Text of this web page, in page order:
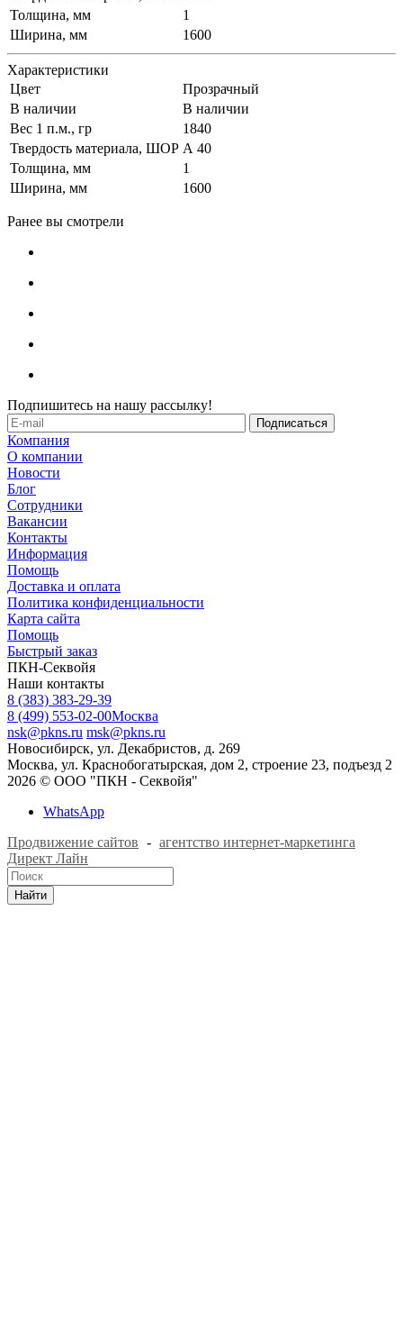
Толщина, мм
1
Ширина, мм
1600
Характеристики
Цвет
Прозрачный
В наличии
В наличии
Вес 1 п.м., гр
1840
Твердость материала, ШОР А 40
Толщина, мм
1
Ширина, мм
1600
Ранее вы смотрели
Подпишитесь на нашу рассылку!
Компания
О компании
Новости
Блог
Сотрудники
Вакансии
Контакты
Информация
Помощь
Доставка и оплата
Политика конфиденциальности
Карта сайта
Помощь
Быстрый заказ
ПКН-Секвойя
Наши контакты
8 (383) 383-29-39
8 (499) 553-02-00Москва
nsk@pkns.ru msk@pkns.ru
Новосибирск, ул. Декабристов, д. 269
Москва, ул. Краснобогатырская, дом 2, строение 23, подъезд 2
2026 © ООО "ПКН - Секвойя"
WhatsApp
Продвижение сайтов - агентство интернет-маркетинга
Директ Лайн
Найти